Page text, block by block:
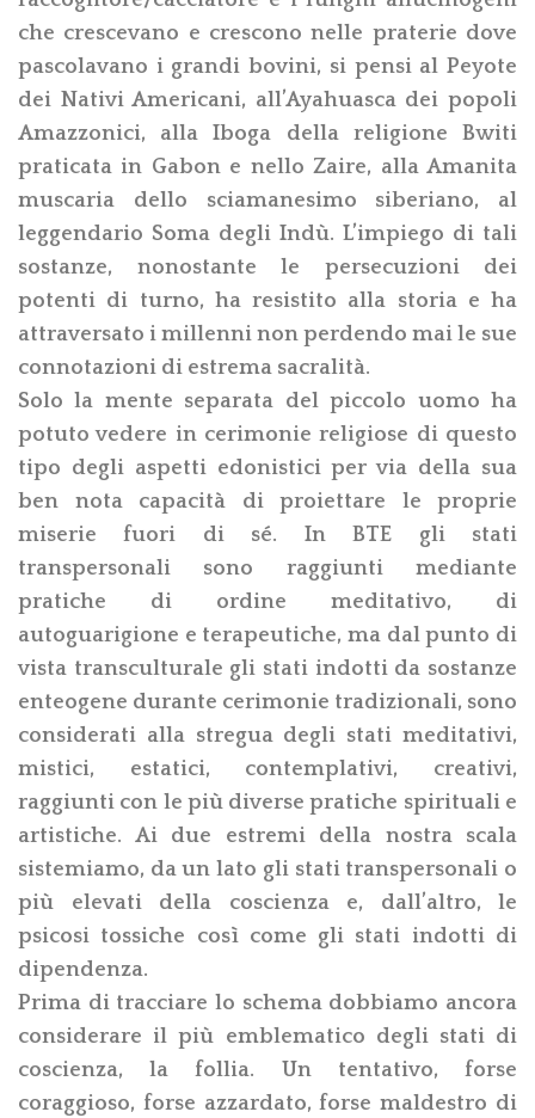
che crescevano e crescono nelle praterie dove
pascolavano i grandi bovini, si pensi al Peyote
dei Nativi Americani, all’Ayahuasca dei popoli
Amazzonici, alla Iboga della religione Bwiti
praticata in Gabon e nello Zaire, alla Amanita
muscaria dello sciamanesimo siberiano, al
leggendario Soma degli Indù. L’impiego di tali
sostanze, nonostante le persecuzioni dei
potenti di turno, ha resistito alla storia e ha
attraversato i millenni non perdendo mai le sue
connotazioni di estrema sacralità.
Solo la mente separata del piccolo uomo ha
potuto vedere in cerimonie religiose di questo
tipo degli aspetti edonistici per via della sua
ben nota capacità di proiettare le proprie
miserie fuori di sé. In BTE gli stati
transpersonali sono raggiunti mediante
pratiche di ordine meditativo, di
autoguarigione e terapeutiche, ma dal punto di
vista transculturale gli stati indotti da sostanze
enteogene durante cerimonie tradizionali, sono
considerati alla stregua degli stati meditativi,
mistici, estatici, contemplativi, creativi,
raggiunti con le più diverse pratiche spirituali e
artistiche. Ai due estremi della nostra scala
sistemiamo, da un lato gli stati transpersonali o
più elevati della coscienza e, dall’altro, le
psicosi tossiche così come gli stati indotti di
dipendenza.
Prima di tracciare lo schema dobbiamo ancora
considerare il più emblematico degli stati di
coscienza, la follia. Un tentativo, forse
coraggioso, forse azzardato, forse maldestro di